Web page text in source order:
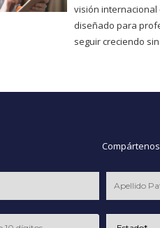
visión internacional
diseñado para
seguir creciendo